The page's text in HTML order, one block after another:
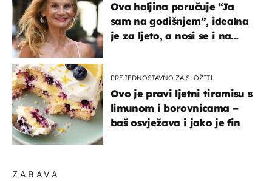
ZABAVA
Ova haljina poručuje “Ja
sam na godišnjem”, idealna
je za ljeto, a nosi se i na
PREJEDNOSTAVNO ZA SLOŽITI
Ovo je pravi ljetni tiramisu s
limunom i borovnicama –
baš osvježava i jako je fin